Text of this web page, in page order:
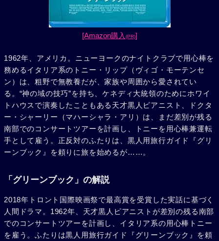
[Amazon購入 (PR)]
1962年、アメリカ。ニューヨークのナイトクラブで用心棒を
務めるイタリア系のトニー・リップ（ヴィゴ・モーテンセ
ン）は、粗野で無教養だが、家族や周囲から愛されてい
る。“神の域の技巧”を持ち、ケネディ大統領のためにホワイ
トハウスで演奏したこともある天才黒人ピアニスト、ドクタ
ー・シャーリー（マハーシャラ・アリ）は、まだ差別が残る
南部でのコンサートツアーを計画し、トニーを用心棒兼運転
手として雇う。正反対のふたりは、黒人用旅行ガイド『グリ
ーンブック』を頼りに旅を始めるが……。
「グリーンブック」の解説
2018年トロント国際映画祭で最高賞を受賞した実話に基づく
人間ドラマ。1962年、天才黒人ピアニストが差別の残る南部
でのコンサートツアーを計画し、イタリア系の用心棒トニー
を雇う。ふたりは黒人用旅行ガイド『グリーンブック』を頼